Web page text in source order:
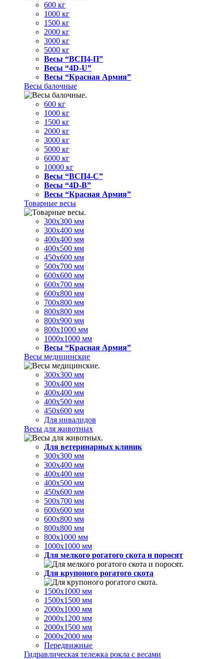
600 кг
1000 кг
1500 кг
2000 кг
3000 кг
5000 кг
Весы “ВСП4-П”
Весы “4D-U”
Весы “Красная Армия”
Весы балочные
600 кг
1000 кг
1500 кг
2000 кг
3000 кг
5000 кг
6000 кг
10000 кг
Весы “ВСП4-С”
Весы “4D-В”
Весы “Красная Армия”
Товарные весы
300х300 мм
300х400 мм
400х400 мм
400х500 мм
450х600 мм
500х700 мм
600х600 мм
600х700 мм
600х800 мм
700х800 мм
800х800 мм
800х900 мм
800х1000 мм
1000х1000 мм
Весы “Красная Армия”
Весы медицинские
300х300 мм
300х400 мм
400х400 мм
400х500 мм
450х600 мм
Для инвалидов
Весы для животных
Для ветеринарных клиник
300х300 мм
300х400 мм
400х400 мм
400х500 мм
450х600 мм
500х700 мм
600х600 мм
600х800 мм
800х800 мм
800х1000 мм
1000х1000 мм
Для мелкого рогатого скота и поросят
Для крупоного рогатого скота
1500х1000 мм
1500х1500 мм
2000х1000 мм
2000х1200 мм
2000х1500 мм
2000х2000 мм
Передвижные
Гидравлическая тележка рокла с весами